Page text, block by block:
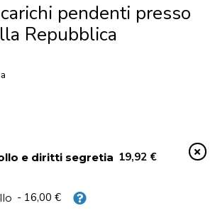
pendenti presso
Repubblica
e diritti segretia 19,92 €
- 16,00 €